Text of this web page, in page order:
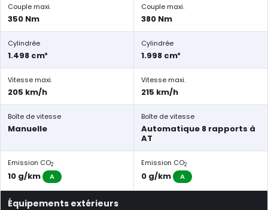
Couple maxi.
350 Nm
Couple maxi.
380 Nm
Cylindrée
1.498 cm³
Cylindrée
1.998 cm³
Vitesse maxi.
205 km/h
Vitesse maxi.
215 km/h
Boîte de vitesse
Manuelle
Boîte de vitesse
Automatique 8 rapports à
AT
Emission CO2
10 g/km A
Emission CO2
0 g/km A
Équipements extérieurs